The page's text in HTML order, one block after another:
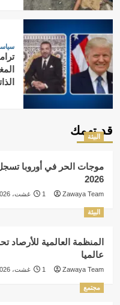
قد تهمك
البيئة
2026
Zawaya Team 1 غشت، 2026
البيئة
المنظمة العالمية للأرصاد
عالميا
Zawaya Team 1 غشت، 2026
مجتمع